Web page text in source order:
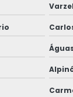
Congelados
De